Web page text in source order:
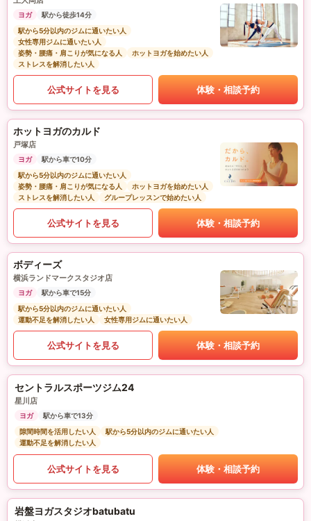
ヨガ
駅から徒歩14分
駅から5分以内のジムに通いたい人
女性専用ジムに通いたい人
姿勢・腰痛・肩こりが気になる人
ホットヨガを始めたい人
ストレスを解消したい人
公式サイトを見る 体験・相談予約
ホットヨガのカルド
戸塚店
ヨガ
駅から車で10分
駅から5分以内のジムに通いたい人
姿勢・腰痛・肩こりが気になる人
ホットヨガを始めたい人
ストレスを解消したい人
グループレッスンで始めたい人
公式サイトを見る 体験・相談予約
ボディーズ
横浜ランドマークスタジオ店
ヨガ
駅から車で15分
駅から5分以内のジムに通いたい人
運動不足を解消したい人
女性専用ジムに通いたい人
公式サイトを見る 体験・相談予約
セントラルスポーツジム24
星川店
ヨガ
駅から車で13分
隙間時間を活用したい人
駅から5分以内のジムに通いたい人
運動不足を解消したい人
公式サイトを見る 体験・相談予約
岩盤ヨガスタジオbatubatu